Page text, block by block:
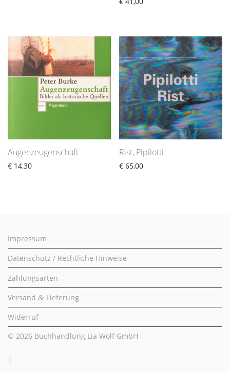
Augenzeugenschaft
€ 14,30
Rist, Pipilotti
€ 65,00
Impressum
Datenschutz / Rechtliche Hinweise
Zahlungsarten
Versand & Lieferung
Widerruf
© 2026 Buchhandlung Lia Wolf GmbH